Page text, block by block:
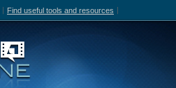
Find useful tools and resources
Canadian Film Online